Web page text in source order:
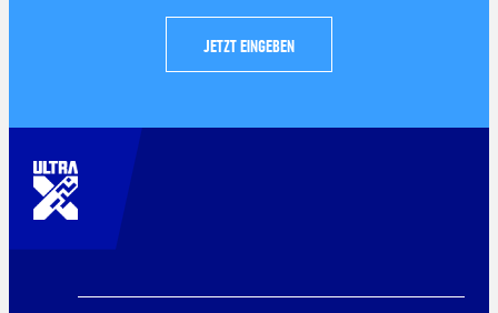
JETZT EINGEBEN